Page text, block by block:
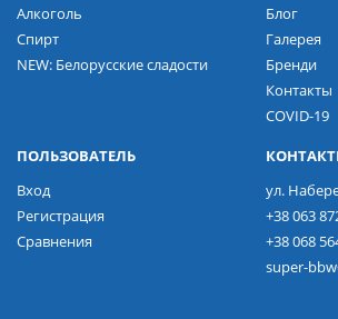
Алкоголь
Спирт
NEW: Белорусские сладости
Блог
Галерея
Бренди
Контакты
COVID-19
ПОЛЬЗОВАТЕЛЬ
Вход
Регистрация
Сравнения
ул.
+38 063
+38 068
super-